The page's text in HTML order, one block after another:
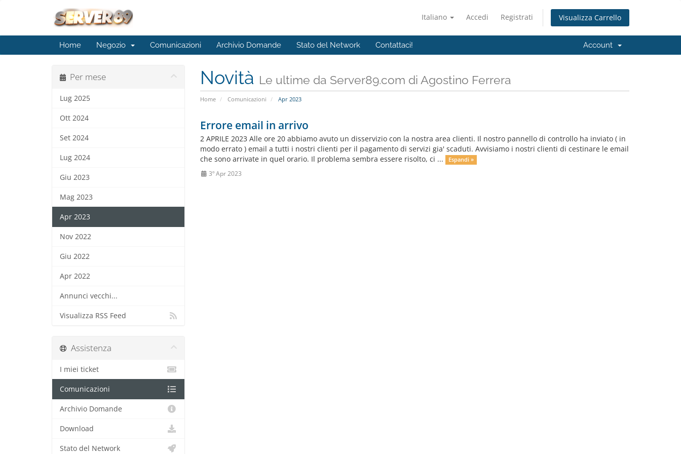
Italiano Accedi Registrati Visualizza Carrello
Home Negozio Comunicazioni Archivio Domande Stato del Network Contattaci! Account
Novità Le ultime da Server89.com di Agostino Ferrera
Home Comunicazioni Apr 2023
Per mese
Lug 2025
Ott 2024
Set 2024
Lug 2024
Giu 2023
Mag 2023
Apr 2023
Nov 2022
Giu 2022
Apr 2022
Annunci vecchi...
Visualizza RSS Feed
Errore email in arrivo
2 APRILE 2023 Alle ore 20 abbiamo avuto un disservizio con la nostra area clienti. Il nostro pannello di controllo ha inviato ( in
modo errato ) email a tutti i nostri clienti per il pagamento di servizi gia' scaduti. Avvisiamo i nostri clienti di cestinare le email
che sono arrivate in quel orario. Il problema sembra essere risolto, ci ...
Espandi »
3º Apr 2023
Assistenza
I miei ticket
Comunicazioni
Archivio Domande
Download
Stato del Network